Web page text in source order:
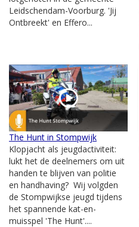
Leidschendam-Voorburg. 'Jij
Ontbreekt' en Effero...
The Hunt in Stompwijk
Klopjacht als jeugdactiviteit:
lukt het de deelnemers om uit
handen te blijven van politie
en handhaving? Wij volgden
de Stompwijkse jeugd tijdens
het spannende kat-en-
muisspel 'The Hunt'....